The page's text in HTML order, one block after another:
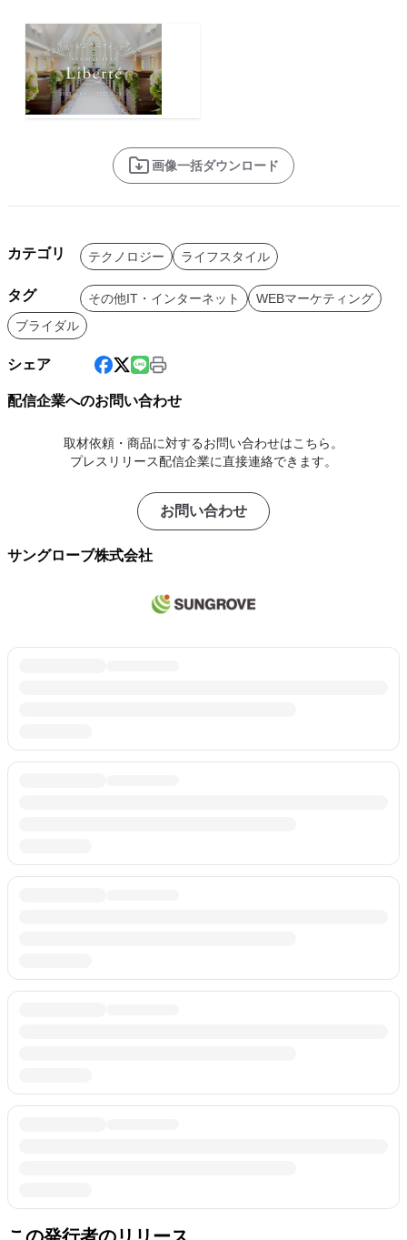
画像一括ダウンロード
カテゴリ テクノロジー ライフスタイル
タグ その他IT・インターネット
WEBマーケティング
ブライダル
シェア
配信企業へのお問い合わせ
取材依頼・商品に対するお問い合わせはこちら。
プレスリリース配信企業に直接連絡できます。
お問い合わせ
サングローブ株式会社